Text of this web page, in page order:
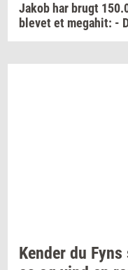
Jakob har brugt
blevet et megahit: -
Ken­der du Fyns